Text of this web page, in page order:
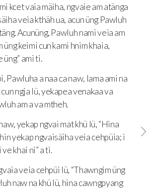
kcet vaia mäiha, ngvaie am atänga
veia kthäh ua, acun üng Pawluh
Acunüng, Pawluh nami veia am
üng keimi cun kami hnim khaia,
üng” ami ti.
Pawluha a naa ca naw, lama ami na
ngja lü, yekapea venakaa va
am a va mtheh.
yekap ngvai mat khü lü, “Hina
yekap ngvaisäiha veia cehpüia; i
khai ni” a ti.
veia cehpüi lü, “Thawngim üng
naw na khü lü, hina cawngpyang